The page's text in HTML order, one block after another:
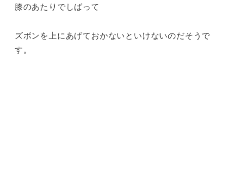
膝のあたりでしばって
ズボンを上にあげておかないといけないのだそうで
す。